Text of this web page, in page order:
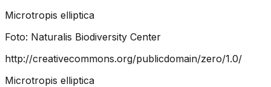
Microtropis elliptica
Foto: Naturalis Biodiversity Center
http://creativecommons.org/publicdomain/zero/1.0/
Microtropis elliptica